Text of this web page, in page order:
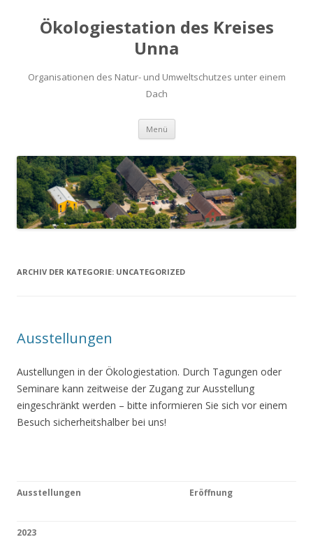
Ökologiestation des Kreises
Unna
Organisationen des Natur- und Umweltschutzes unter einem
Dach
Menü Zum
springen
ARCHIV DER KATEGORIE: UNCATEGORIZED
Ausstellungen
Austellungen in der Ökologiestation. Durch Tagungen oder
Seminare kann zeitweise der Zugang zur Ausstellung
eingeschränkt werden – bitte informieren Sie sich vor einem
Besuch sicherheitshalber bei uns!
Ausstellungen Eröffnung
2023